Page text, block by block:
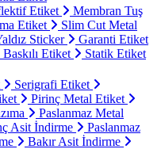
Etiket
Membran Tuş
Etiket
Slim Cut Metal
Sticker
Garanti Etiket
Etiket Statik Etiket
Serigrafi Etiket
Pirinç Metal Etiket
Paslanmaz Metal
Asit İndirme
Paslanmaz
Bakır Asit İndirme